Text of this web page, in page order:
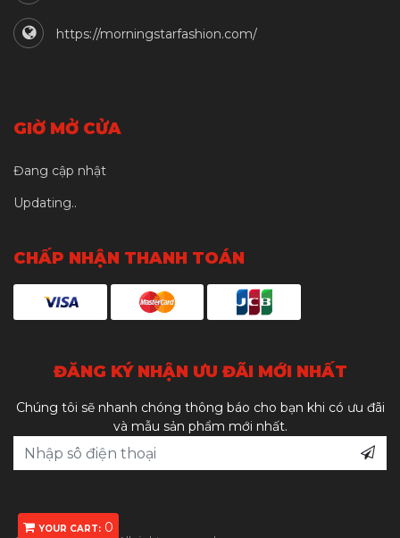
YOUR CART: 0
https://morningstarfashion.com/
GIỜ MỞ CỬA
Đang cập nhật
Updating..
CHẤP NHẬN THANH TOÁN
ĐĂNG KÝ NHẬN ƯU ĐÃI MỚI NHẤT
Chúng tôi sẽ nhanh chóng thông báo cho bạn khi có ưu đãi
và mẫu sản phẩm mới nhất.